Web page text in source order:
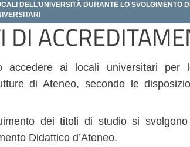
DELL’UNIVERSITÀ DURANTE LO SVOLGIMENTO
accedere ai locali universitari per
di Ateneo, secondo le
dei titoli di studio si svolgono
Didattico d’Ateneo.